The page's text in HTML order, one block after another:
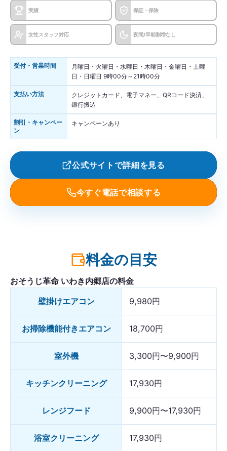
実績 保証・保険
女性スタッフ対応 夜間/早朝割増なし
受付・営業時間
月曜日・火曜日・水曜日・木曜日・金曜日・土曜
日・日曜日 9時00分～21時00分
支払い方法
クレジットカード、電子マネー、QRコード決済、
銀行振込
割引・キャンペー
ン
キャンペーンあり
公式サイトで詳細を見る
今すぐ電話で相談する
料金の目安
おそうじ革命 いわき内郷店の料金
壁掛けエアコン
9,980円
お掃除機能付きエアコン 18,700円
室外機 3,300円〜9,900円
キッチンクリーニング 17,930円
レンジフード 9,900円〜17,930円
浴室クリーニング 17,930円